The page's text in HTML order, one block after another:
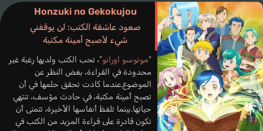
Honzuki no Gekokujou
صعود عاشقة الكتب: لن يوقفني
شيء لأصبح أمينة مكتبة
“موتوسو اورانو”، تحب الكتب ولديها رغبة غير
محدودة في القراءة، بغض النظر عن
الموضوع.عندما كادت تحقق حلمها في أن
تصبح أمينة مكتبة، في حادث مؤسف، تنتهي
حياتها.بينما تلفظ أنفاسها الأخيرة، تتمنى أن
تكون قادرة على قراءة المزيد من الكتب في